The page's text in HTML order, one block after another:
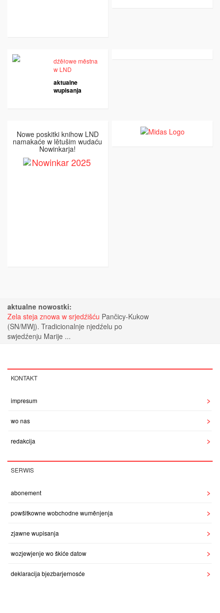
dźěłowe městna
w LND
aktualne
wupisanja
Nowe poskitki knihow LND
namakaće w lětušim wudaću
Nowinkarja!
aktualne nowostki:
Zela steja znowa w srjedźišću Pančicy-Kukow
(SN/MWj). Tradicionalnje njedźelu po
swjedźenju Marije ...
KONTAKT
impresum
wo nas
redakcija
SERWIS
abonement
powšitkowne wobchodne wuměnjenja
zjawne wupisanja
wozjewjenje wo škiće datow
deklaracija bjezbarjernosće